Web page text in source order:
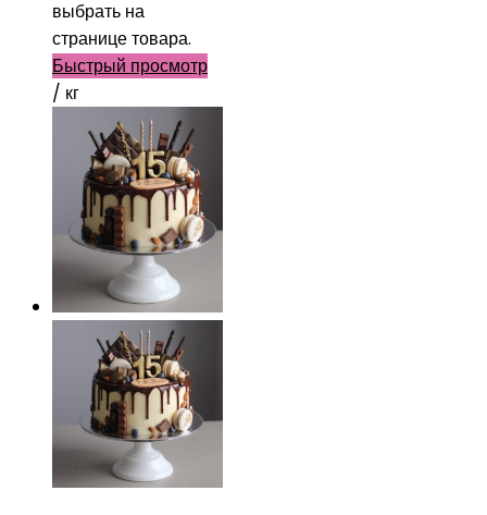
выбрать на
странице товара.
Быстрый просмотр
/ кг